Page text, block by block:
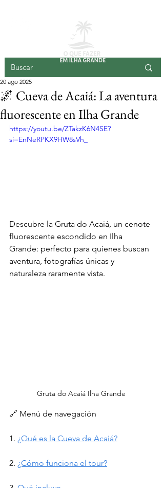
🌌 Cueva de Acaiá: La aventura
fluorescente en Ilha Grande
20 ago 2025
https://youtu.be/ZTakzK6N4SE?
si=EnNeRPKX9HW8sVh_
Descubre la Gruta do Acaiá, un cenote
fluorescente escondido en Ilha
Grande: perfecto para quienes buscan
aventura, fotografías únicas y
naturaleza raramente vista.
Gruta do Acaiá Ilha Grande
🔗 Menú de navegación
1. ¿Qué es la Cueva de Acaiá?
2. ¿Cómo funciona el tour?